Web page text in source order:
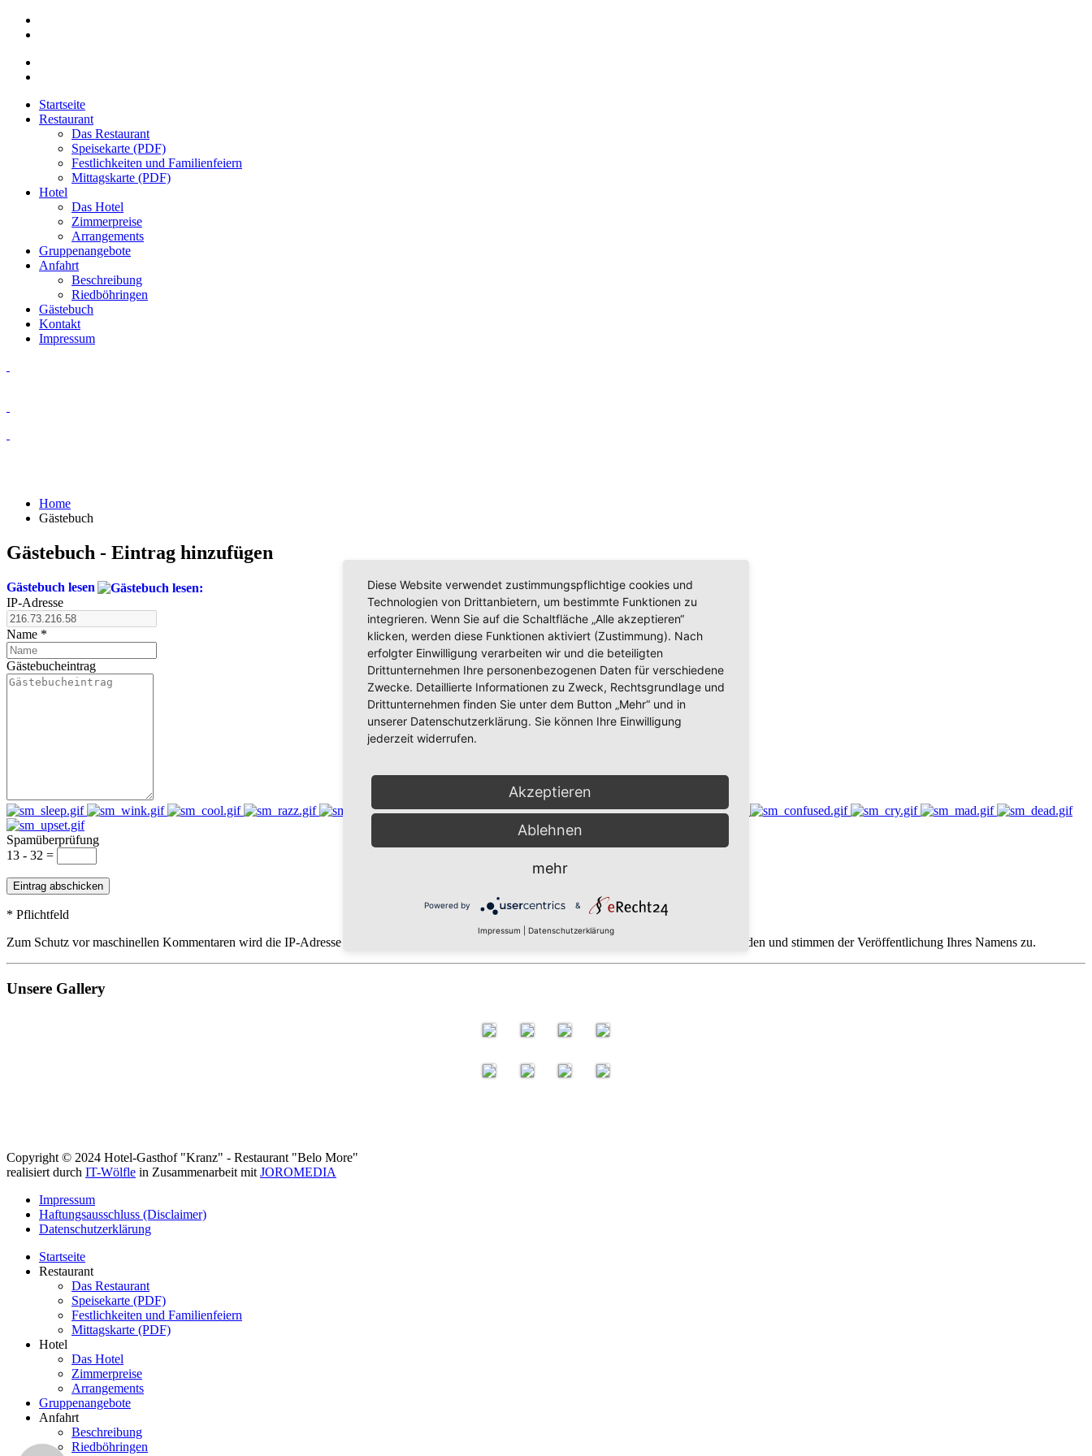
Startseite
Restaurant
Das Restaurant
Speisekarte (PDF)
Festlichkeiten und Familienfeiern
Mittagskarte (PDF)
Hotel
Das Hotel
Zimmerpreise
Arrangements
Gruppenangebote
Anfahrt
Beschreibung
Riedböhringen
Gästebuch
Kontakt
Impressum
Home
Gästebuch
Gästebuch - Eintrag hinzufügen
Gästebuch lesen
IP-Adresse
Name *
Gästebucheintrag
Spamüberprüfung
13 - 32 =
* Pflichtfeld
Zum Schutz vor maschinellen Kommentaren wird die IP-Adresse gespeichert. Mit dem Absenden des Eintrags erklären Sie sich damit einverstanden und stimmen der Veröffentlichung Ihres Namens zu.
Unsere Gallery
Copyright © 2024 Hotel-Gasthof "Kranz" - Restaurant "Belo More"
realisiert durch IT-Wölfle in Zusammenarbeit mit JOROMEDIA
Impressum
Haftungsausschluss (Disclaimer)
Datenschutzerklärung
Startseite
Restaurant
Das Restaurant
Speisekarte (PDF)
Festlichkeiten und Familienfeiern
Mittagskarte (PDF)
Hotel
Das Hotel
Zimmerpreise
Arrangements
Gruppenangebote
Anfahrt
Beschreibung
Riedböhringen
Diese Website verwendet zustimmungspflichtige cookies und
Technologien von Drittanbietern, um bestimmte Funktionen zu
integrieren. Wenn Sie auf die Schaltfläche „Alle akzeptieren“
klicken, werden diese Funktionen aktiviert (Zustimmung). Nach
erfolgter Einwilligung verarbeiten wir und die beteiligten
Drittunternehmen Ihre personenbezogenen Daten für verschiedene
Zwecke. Detaillierte Informationen zu Zweck, Rechtsgrundlage und
Drittunternehmen finden Sie unter dem Button „Mehr“ und in
unserer Datenschutzerklärung. Sie können Ihre Einwilligung
jederzeit widerrufen.
Akzeptieren
Ablehnen
mehr
Powered by &
Impressum Datenschutzerklärung